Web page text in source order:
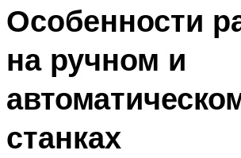
Особенности
на ручном и
станках